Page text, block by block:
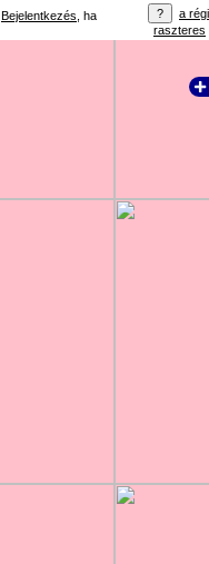
Bejelentkezés , ha
a régi
raszteres